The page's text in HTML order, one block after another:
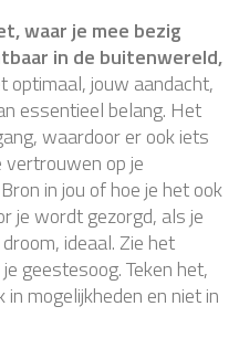
waar je mee bezig
in de buitenwereld,
optimaal, jouw aandacht,
essentieel belang. Het
waardoor er ook iets
vertrouwen op je
in jou of hoe je het ook
je wordt gezorgd, als je
ideaal. Zie het
geestesoog. Teken het,
mogelijkheden en niet in